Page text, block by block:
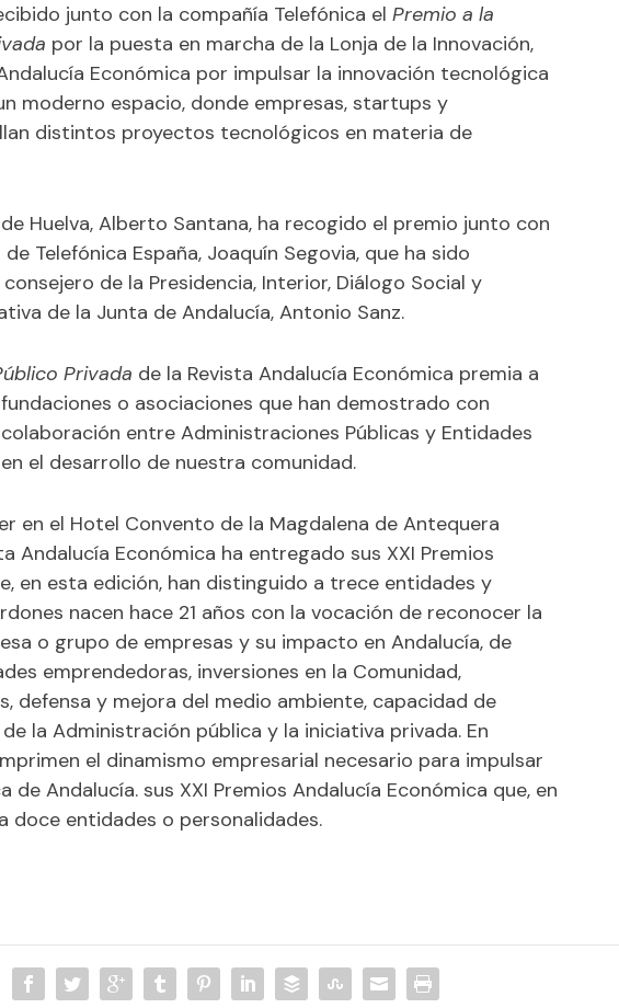
junto con la compañía Telefónica elPremio a la
por la puesta en marcha de la Lonja de la Innovación,
Económica por impulsar la innovación tecnológica
moderno espacio, donde empresas, startups y
distintos proyectos tecnológicos en materia de
Huelva, Alberto Santana, ha recogido el premio junto con
Telefónica España, Joaquín Segovia, que ha sido
de la Presidencia, Interior, Diálogo Social y
de la Junta de Andalucía, Antonio Sanz.
Privada de la Revista Andalucía Económica premia a
o asociaciones que han demostrado con
entre Administraciones Públicas y Entidades
el desarrollo de nuestra comunidad.
en el Hotel Convento de la Magdalena de Antequera
Andalucía Económica ha entregado sus XXI Premios
en esta edición, han distinguido a trece entidades y
nacen hace 21 años con la vocación de reconocer la
o grupo de empresas y su impacto en Andalucía, de
emprendedoras, inversiones en la Comunidad,
defensa y mejora del medio ambiente, capacidad de
la Administración pública y la iniciativa privada. En
el dinamismo empresarial necesario para impulsar
Andalucía. sus XXI Premios Andalucía Económica que, en
doce entidades o personalidades.